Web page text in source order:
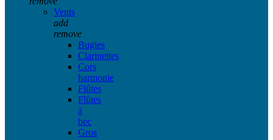
Vents
add
remove
Bugles
Clarinettes
Cors
harmonie
Flûtes
Flûtes
à
bec
Gros